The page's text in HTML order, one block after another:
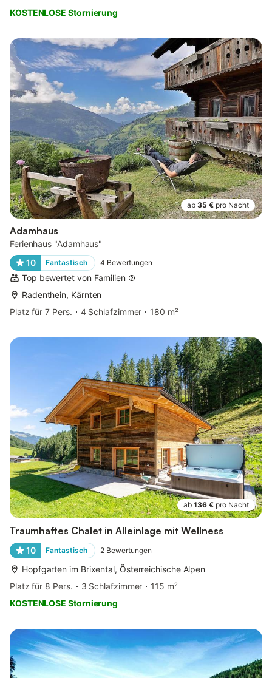
KOSTENLOSE Stornierung
ab 35 € pro Nacht
Adamhaus
Ferienhaus "Adamhaus"
10
Fantastisch 4 Bewertungen
Top bewertet von Familien
Radenthein, Kärnten
Platz für 7 Pers.
4 Schlafzimmer 180 m²
ab 136 € pro Nacht
Traumhaftes Chalet in Alleinlage mit Wellness
10 Fantastisch 2 Bewertungen
Hopfgarten im Brixental, Österreichische Alpen
Platz für 8 Pers.
3 Schlafzimmer
115 m²
KOSTENLOSE Stornierung